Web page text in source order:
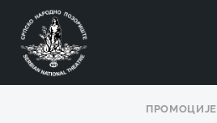
content
ПРОМОЦИЈЕ